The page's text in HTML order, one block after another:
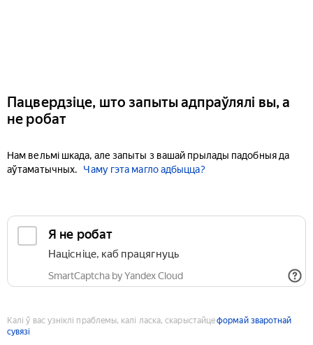
Пацвердзіце, што запыты адпраўлялі вы, а
не робат
Нам вельмі шкада, але запыты з вашай прылады падобныя да
аўтаматычных.
Чаму гэта магло адбыцца?
Я не робат
Націсніце, каб працягнуць
SmartCaptcha by Yandex Cloud
Калі ў вас узніклі праблемы, калі ласка, скарыстайцеформай зваротнай
сувязі